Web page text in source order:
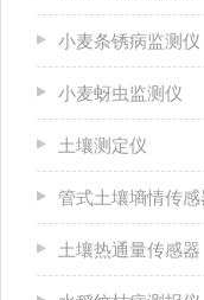
小麦条锈病监测仪
小麦蚜虫监测仪
土壤测定仪
管式土壤墒情传感
土壤热通量传感器